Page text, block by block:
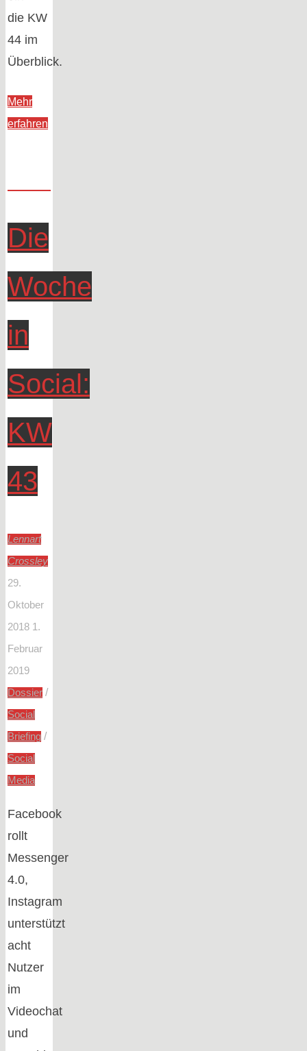
die KW
44 im
Überblick.
Mehr
erfahren"Die
44"
Die
Woche
in
Social:
KW
43
Lennart
Crossley
29.
Oktober
2018 1.
Februar
2019
Dossier/
Social
Briefing/
Social
Media
Facebook
rollt
Messenger
4.0,
Instagram
unterstützt
acht
Nutzer
im
Videochat
und